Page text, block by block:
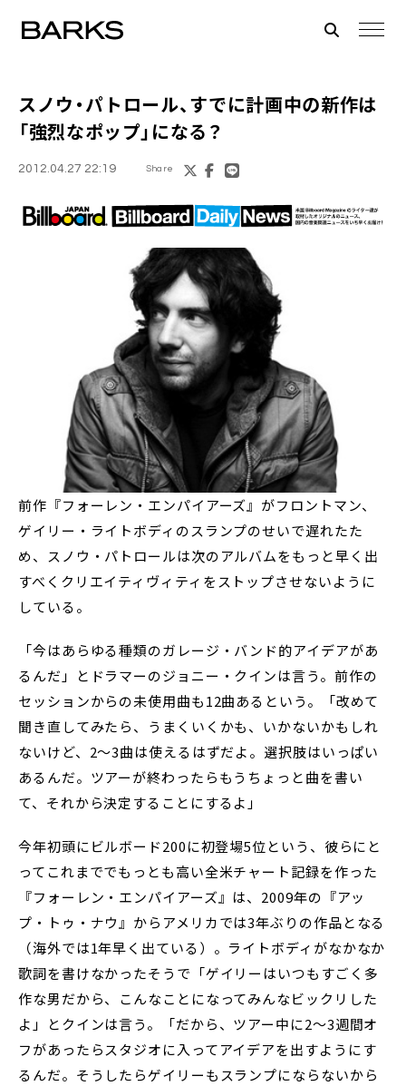
スノウ・パトロール、すでに計画中の新作は
「強烈なポップ」になる？
2012.04.27 22:19 Share
前作『フォーレン・エンパイアーズ』がフロントマン、
ゲイリー・ライトボディのスランプのせいで遅れたた
め、スノウ・パトロールは次のアルバムをもっと早く出
すべくクリエイティヴィティをストップさせないように
している。
「今はあらゆる種類のガレージ・バンド的アイデアがあ
るんだ」とドラマーのジョニー・クインは言う。前作の
セッションからの未使用曲も12曲あるという。「改めて
聞き直してみたら、うまくいくかも、いかないかもしれ
ないけど、2～3曲は使えるはずだよ。選択肢はいっぱい
あるんだ。ツアーが終わったらもうちょっと曲を書い
て、それから決定することにするよ」
今年初頭にビルボード200に初登場5位という、彼らにと
ってこれまででもっとも高い全米チャート記録を作った
『フォーレン・エンパイアーズ』は、2009年の『アッ
プ・トゥ・ナウ』からアメリカでは3年ぶりの作品となる
（海外では1年早く出ている）。ライトボディがなかなか
歌詞を書けなかったそうで「ゲイリーはいつもすごく多
作な男だから、こんなことになってみんなビックリした
よ」とクインは言う。「だから、ツアー中に2～3週間オ
フがあったらスタジオに入ってアイデアを出すようにす
るんだ。そうしたらゲイリーもスランプにならないから